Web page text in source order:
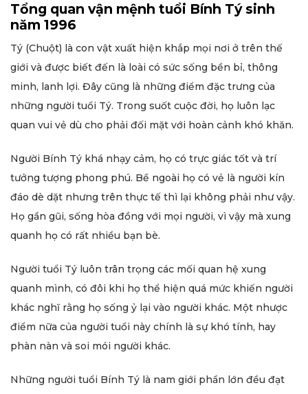
Tổng quan vận mệnh tuổi Bính Tý sinh
năm 1996
Tý (Chuột) là con vật xuất hiện khắp mọi nơi ở trên thế
giới và được biết đến là loài có sức sống bền bỉ, thông
minh, lanh lợi. Đây cũng là những điểm đặc trưng của
những người tuổi Tý. Trong suốt cuộc đời, họ luôn lạc
quan vui vẻ dù cho phải đối mặt với hoàn cảnh khó khăn.
Người Bính Tý khá nhạy cảm, họ có trực giác tốt và trí
tưởng tượng phong phú. Bề ngoài họ có vẻ là người kín
đáo dè dặt nhưng trên thực tế thì lại không phải như vậy.
Họ gần gũi, sống hòa đồng với mọi người, vì vậy mà xung
quanh họ có rất nhiều bạn bè.
Người tuổi Tý luôn trân trọng các mối quan hệ xung
quanh mình, có đôi khi họ thể hiện quá mức khiến người
khác nghĩ rằng họ sống ỷ lại vào người khác. Một nhược
điểm nữa của người tuổi này chính là sự khó tính, hay
phàn nàn và soi mói người khác.
Những người tuổi Bính Tý là nam giới phần lớn đều đạt